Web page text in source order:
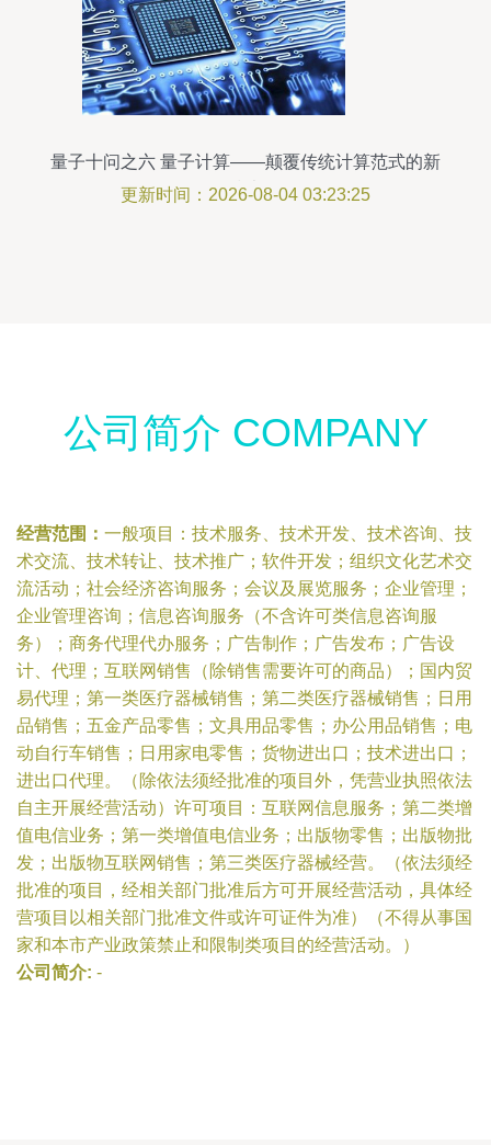
量子十问之六 量子计算——颠覆传统计算范式的新
技术
更新时间：2026-08-04 03:23:25
公司简介 COMPANY
经营范围： 一般项目：技术服务、技术开发、技术咨询、技
术交流、技术转让、技术推广；软件开发；组织文化艺术交
流活动；社会经济咨询服务；会议及展览服务；企业管理；
企业管理咨询；信息咨询服务（不含许可类信息咨询服
务）；商务代理代办服务；广告制作；广告发布；广告设
计、代理；互联网销售（除销售需要许可的商品）；国内贸
易代理；第一类医疗器械销售；第二类医疗器械销售；日用
品销售；五金产品零售；文具用品零售；办公用品销售；电
动自行车销售；日用家电零售；货物进出口；技术进出口；
进出口代理。（除依法须经批准的项目外，凭营业执照依法
自主开展经营活动）许可项目：互联网信息服务；第二类增
值电信业务；第一类增值电信业务；出版物零售；出版物批
发；出版物互联网销售；第三类医疗器械经营。（依法须经
批准的项目，经相关部门批准后方可开展经营活动，具体经
营项目以相关部门批准文件或许可证件为准）（不得从事国
家和本市产业政策禁止和限制类项目的经营活动。）
公司简介: -